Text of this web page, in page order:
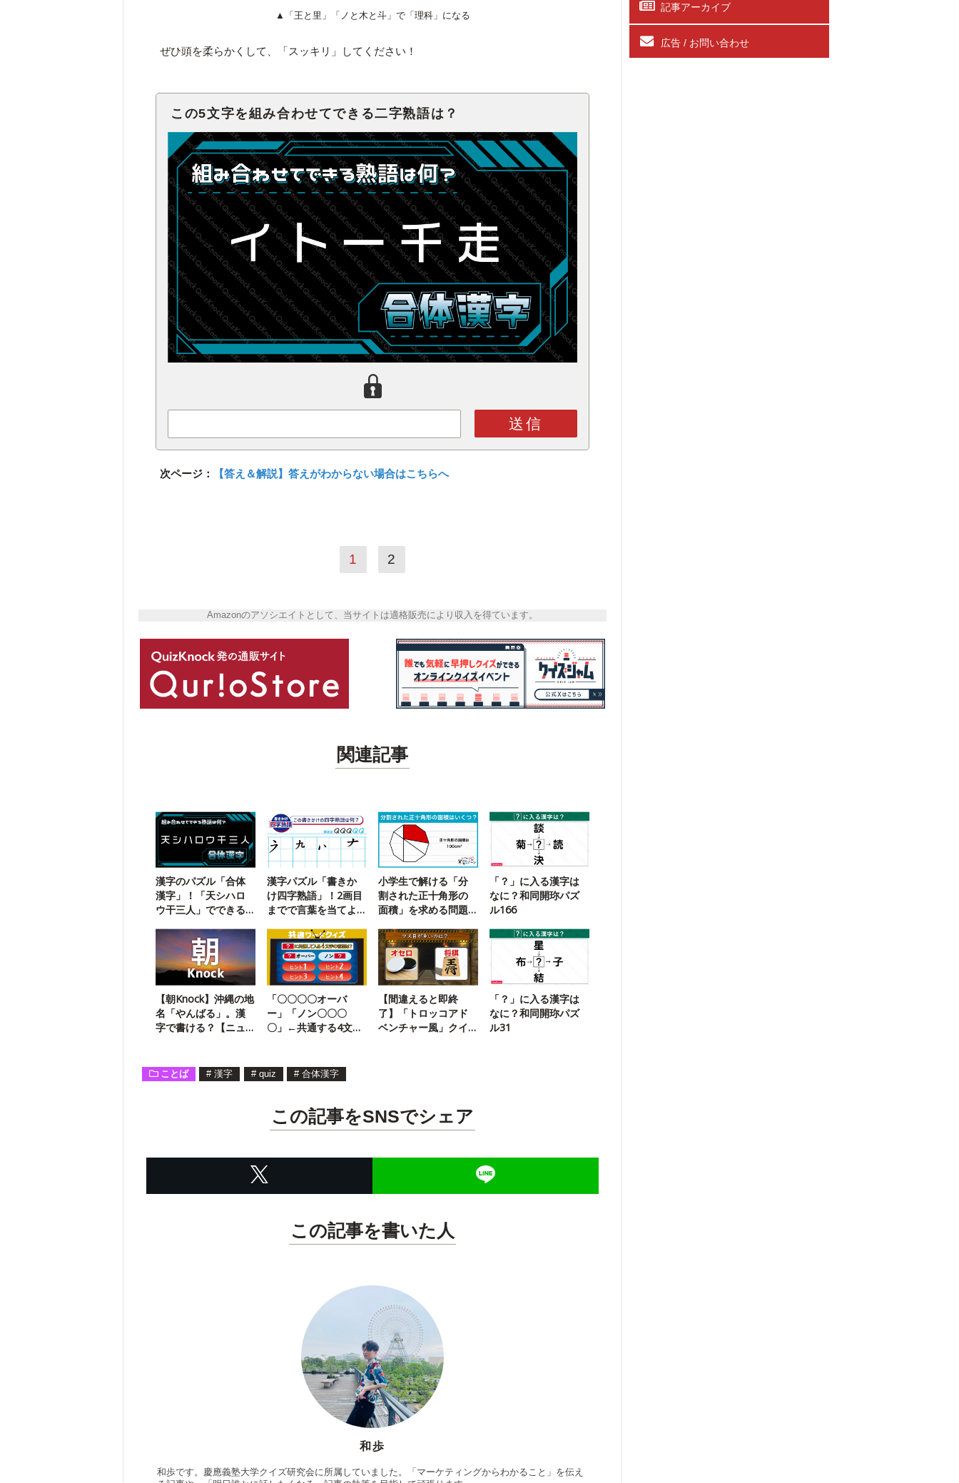
▲「王と里」「ノと木と斗」で「理科」になる
ぜひ頭を柔らかくして、「スッキリ」してください！
この5文字を組み合わせてできる二字熟語は？
送信
次ページ： 【答え＆解説】答えがわからない場合はこちらへ
1 2
Amazonのアソシエイトとして、当サイトは適格販売により収入を得ています。
関連記事
漢字のパズル「合体
漢字」！「天シハロ
ウ干三人」でできる
漢字パズル「書きか
け四字熟語」！2画目
までで言葉を当てよ
小学生で解ける「分
割された正十角形の
面積」を求める問題
「？」に入る漢字は
なに？和同開珎パズ
ル166
【朝Knock】沖縄の地
名「やんばる」。漢
字で書ける？【ニュ
「〇〇〇〇オーバ
ー」「ノン〇〇〇
〇」←共通する4文字
【間違えると即終
了】「トロッコアド
ベンチャー風」クイ
「？」に入る漢字は
なに？和同開珎パズ
ル31
ことば # 漢字 # quiz # 合体漢字
この記事をSNSでシェア
この記事を書いた人
和歩
和歩です。慶應義塾大学クイズ研究会に所属していました。「マーケティングからわかること」を伝え
記事アーカイブ
広告 / お問い合わせ